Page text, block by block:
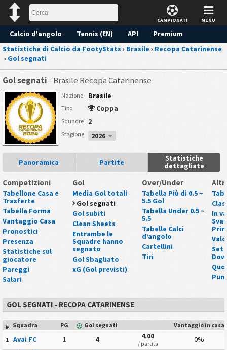
CAMPIONATI MENU
Calcio d'angolo Tennis (EN) API Premium
Pronostico
Statistiche di Calcio da FootyStats › Brasile › Recopa Catarinense
› Gol segnati
Gol segnati - Brasile Recopa Catarinense
Nazione Brasile
Tipo Coppa
Squadre 2
Stagione 2026
Panoramica Partite
Statistiche
dettagliate
Competizioni
Tabellone Casa e
Trasferte
Tabella Forma
Vantaggio Casa
Pronostici
Presenza
Statistiche sul
giocatore
Pareggi
Salari
Gol
Media Gol totali
Gol segnati
Gol subiti
Clean Sheets
Entrambe le
Squadre hanno
segnato
Gol Sbagliato
xG (Gol previsti)
Over/Under
Tabella Più di 0.5 ~
5.5 Gol
Tabella Under 0.5 ~
5.5
Tabelle Calci
d’angolo
Cartellini
Tiri
In
Set
GOL SEGNATI - RECOPA CATARINENSE
# Squadra PG Gol segnati
Vantaggio in casa
1 Avai FC 1 4 4.00
/ partita 0%